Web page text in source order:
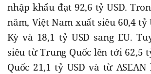
nhập khẩu đạt 92,6 tỷ USD.
năm, Việt Nam xuất siêu 60,4 tỷ
Kỳ và 18,1 tỷ USD sang EU.
siêu từ Trung Quốc lên tới 62,5
Quốc 21,1 tỷ USD và từ